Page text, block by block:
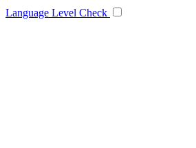
Language Level Check